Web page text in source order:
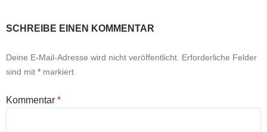
SCHREIBE EINEN KOMMENTAR
Deine E-Mail-Adresse wird nicht veröffentlicht. Erforderliche Felder
sind mit * markiert
Kommentar *